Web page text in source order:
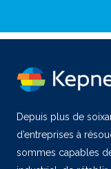
Depuis plus de
d’entreprises à
sommes capables